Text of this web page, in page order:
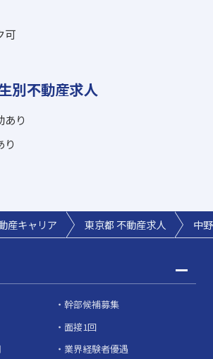
可
別不動産求人
あり
り
産キャリア 東京都 不動産求人 中
幹部候補募集
面接1回
業界経験者優遇